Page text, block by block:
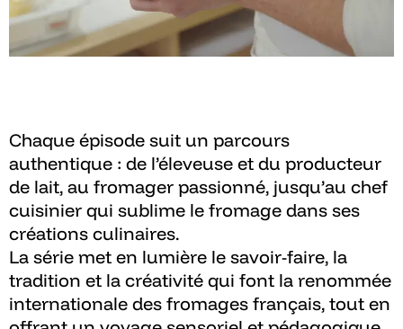
Chaque épisode suit un parcours
authentique : de l’éleveuse et du producteur
de lait, au fromager passionné, jusqu’au chef
cuisinier qui sublime le fromage dans ses
créations culinaires.​
La série met en lumière le savoir-faire, la
tradition et la créativité qui font la renommée
internationale des fromages français, tout en